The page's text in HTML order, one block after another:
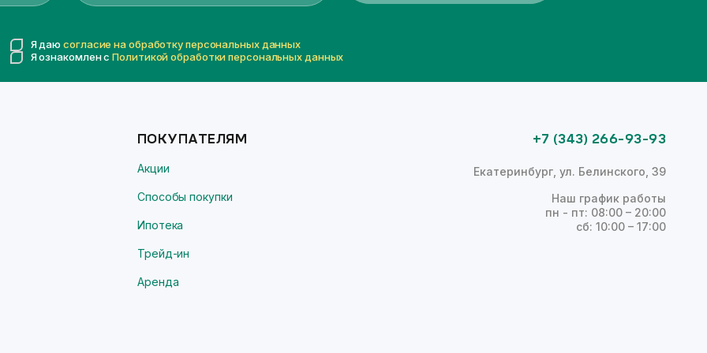
Я даю согласие на обработку персональных данных
Я ознакомлен с Политикой обработки персональных данных
ПОКУПАТЕЛЯМ
Акции
Способы покупки
Ипотека
Трейд-ин
Аренда
+7 (343) 266-93-93
Екатеринбург, ул. Белинского, 39
Наш график работы
пн - пт: 08:00 – 20:00
сб: 10:00 – 17:00